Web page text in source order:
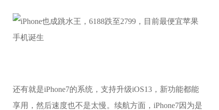
还有就是iPhone7的系统，支持升级iOS13，新功能都能
享用，然后速度也不是太慢。续航方面，iPhone7因为是